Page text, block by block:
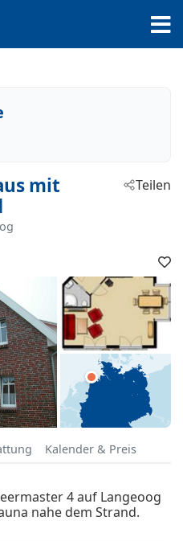
mit
Teilen
Kalender & Preis
4 auf Langeoog
nahe dem Strand.